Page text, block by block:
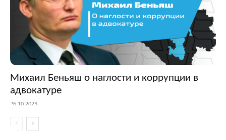
Михаил Беньяш о наглости и коррупции в
адвокатуре
26.10.2023